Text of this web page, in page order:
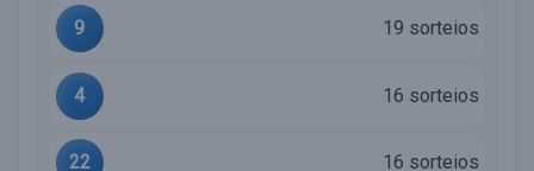
9 19 sorteios
4 16 sorteios
22 16 sorteios